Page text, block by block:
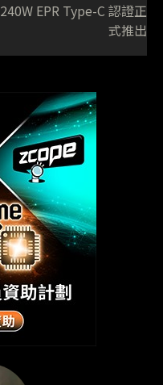
240W EPR Type-C 認證正
式推出